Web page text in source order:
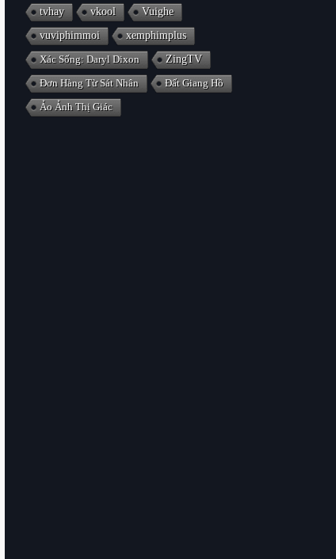
tvhay
vkool
Vuighe
vuviphimmoi
xemphimplus
Xác Sống: Daryl Dixon
ZingTV
Đơn Hàng Từ Sát Nhân
Đất Giang Hồ
Ảo Ảnh Thị Giác